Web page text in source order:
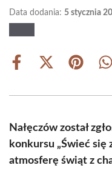
Data dodania: 5 stycznia
Share
Share
(Twitter)
Share
Nałęczów został
konkursu „Świeć się
atmosferę świąt z